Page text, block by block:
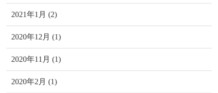
2021年1月 (2)
2020年12月 (1)
2020年11月 (1)
2020年2月 (1)